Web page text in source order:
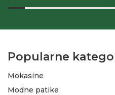
Popularne
Mokasine
Modne patike